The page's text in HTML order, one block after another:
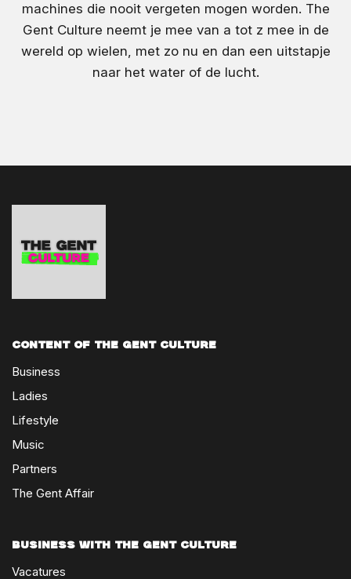
machines die nooit vergeten mogen worden. The
Gent Culture neemt je mee van a tot z mee in de
wereld op wielen, met zo nu en dan een uitstapje
naar het water of de lucht.
Content of The Gent Culture
Business
Ladies
Lifestyle
Music
Partners
The Gent Affair
Business with The Gent Culture
Vacatures